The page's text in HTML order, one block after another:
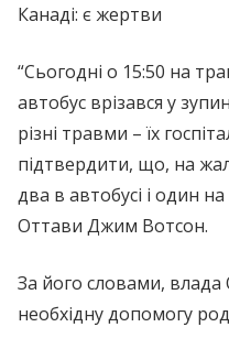
Канаді: є жертви
“Сьогодні о 15:50 на
автобус врізався у
різні травми – їх
підтвердити, що, на
два в автобусі і один
Оттави Джим Вотсон.
За його словами,
необхідну допомогу